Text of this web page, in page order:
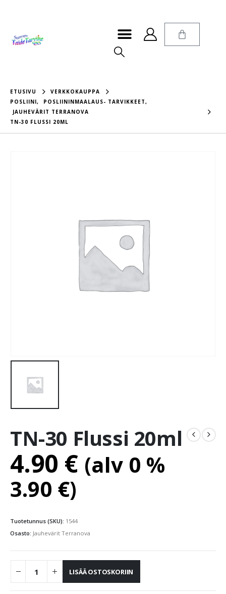
ETUSIVU
VERKKOKAUPPA
POSLIINI, POSLIININMAALAUS- TARVIKKEET,
JAUHEVÄRIT TERRANOVA
TN-30 FLUSSI 20ML
TN-30 Flussi 20ml
4.90 € (alv 0 %
3.90 €)
Tuotetunnus (SKU): 1544
Osasto: Jauhevärit Terranova
LISÄÄ OSTOSKORIIN